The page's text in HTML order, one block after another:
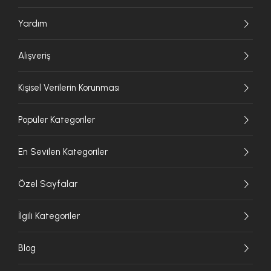
Yardım
Alışveriş
Kişisel Verilerin Korunması
Popüler Kategoriler
En Sevilen Kategoriler
Özel Sayfalar
İlgili Kategoriler
Blog